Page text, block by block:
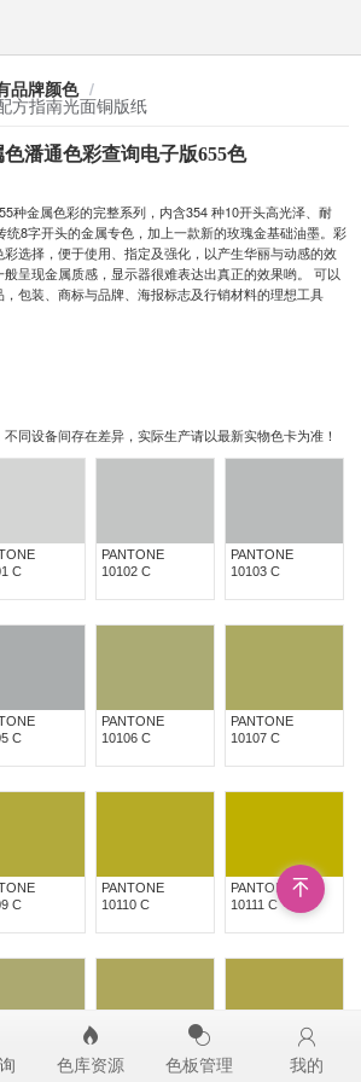
品牌颜色 /
方指南光面铜版纸
潘通色彩查询电子版655色
种金属色彩的完整系列，内含354 种10开头高光泽、耐
统8字开头的金属专色，加上一款新的玫瑰金基础油墨。彩
选择，便于使用、指定及强化，以产生华丽与动感的效
呈现金属质感，显示器很难表达出真正的效果哟。 可以
包装、商标与品牌、海报标志及行销材料的理想工具
同设备间存在差异，实际生产请以最新实物色卡为准！
C
PANTONE
10102 C
PANTONE
10103 C
C
PANTONE
10106 C
PANTONE
10107 C
C
PANTONE
10110 C
PANTONE
10111 C
C
10114 C
10115 C
色库资源 色板管理 我的